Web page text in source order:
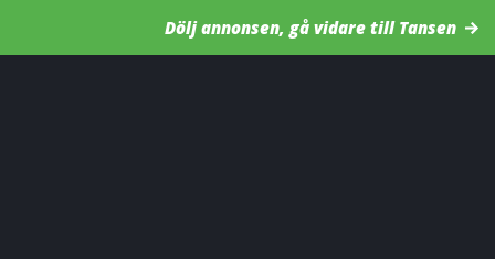
Dölj annonsen, gå vidare till Tansen